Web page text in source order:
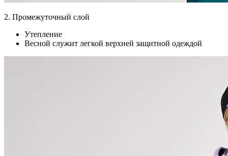
2. Промежуточный слой
Утепление
Весной служит легкой верхней защитной одеждой